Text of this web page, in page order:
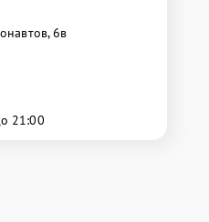
6в
21:00